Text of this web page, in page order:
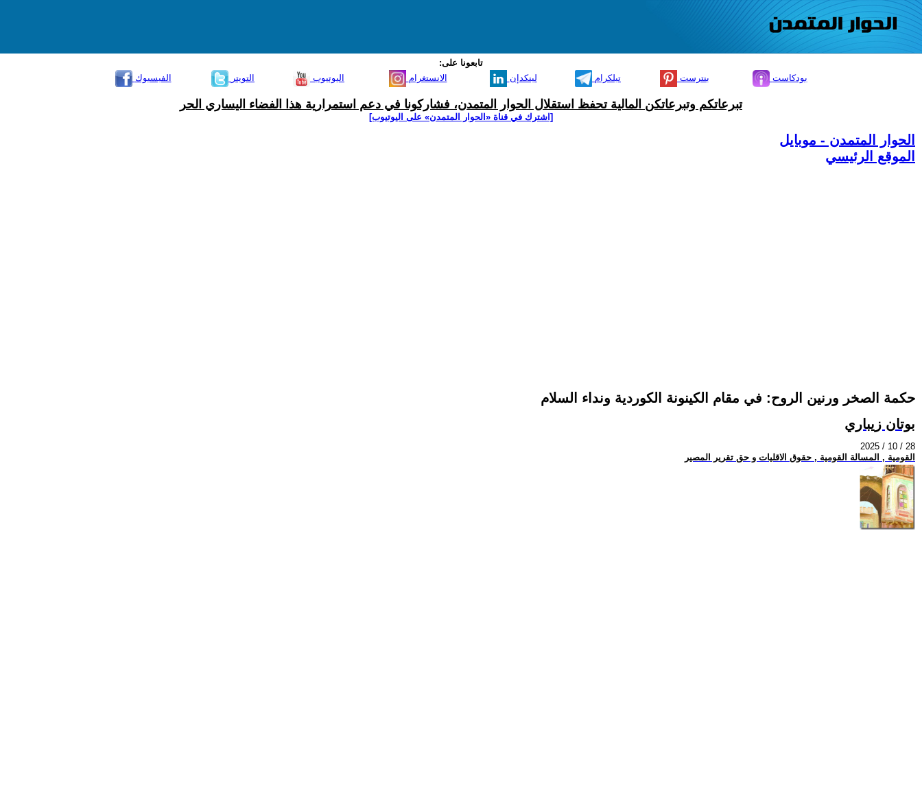
تابعونا على:
الفيسبوك
التويتر اليوتيوب الانستغرام لينكدإن تيلكرام بنترست بودكاست
تبرعاتكم وتبرعاتكن المالية تحفظ استقلال الحوار المتمدن، فشاركونا في دعم استمرارية هذا الفضاء اليساري الحر
[اشترك في قناة ‫«الحوار المتمدن» على اليوتيوب]
الحوار المتمدن - موبايل
الموقع الرئيسي
حكمة الصخر ورنين الروح: في مقام الكينونة الكوردية ونداء السلام
بوتان زيباري
2025 / 10 / 28
القومية , المسالة القومية , حقوق الاقليات و حق تقرير المصير